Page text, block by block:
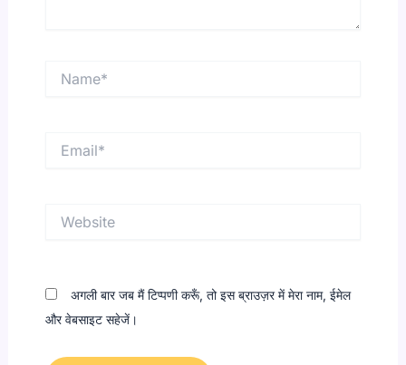
अगली बार जब मैं टिप्पणी करूँ, तो इस ब्राउज़र में मेरा नाम, ईमेल
और वेबसाइट सहेजें।